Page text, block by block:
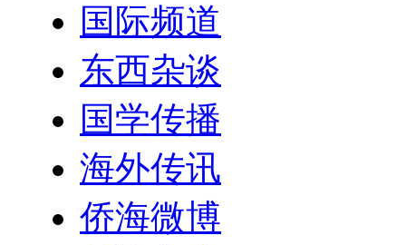
国际频道
东西杂谈
国学传播
海外传讯
侨海微博